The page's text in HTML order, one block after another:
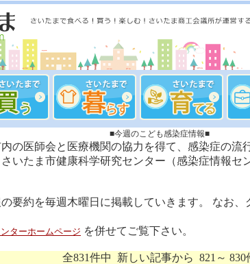
■今週のこども感染症情報■
の医師会と医療機関の協力を得て、感染症の流
いたま市健康科学研究センター（感染症情報セ
要約を毎週木曜日に掲載していきます。 なお
ターホームページ を併せてご覧下さい。
全831件中 新しい記事から 821～ 830